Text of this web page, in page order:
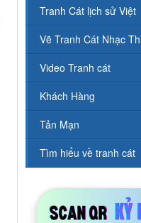
Tranh Cát lịch sử Việt
Vẽ Tranh Cát Nhạc
Video Tranh cát
Khách Hàng
Tản Mạn
Tìm hiểu về tranh cát